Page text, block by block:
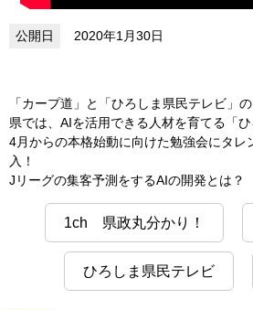
2020年1月30日
「カープ道」と「ひろしま県民テレビ」
県では、AIを活用できる人材を育てる「ひ
4月からの本格始動に向けた勉強会にタレ
入！
Jリーグの集客予測をするAIの開発とは？
1ch 県政丸分かり！
ひろしま県民テレビ